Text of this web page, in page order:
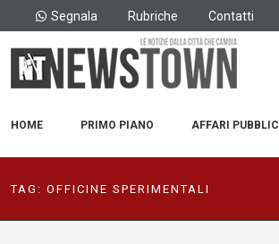
Segnala Rubriche Contatti
HOME PRIMO PIANO AFFARI PUBBLICI
TAG: OFFICINE SPERIMENTALI